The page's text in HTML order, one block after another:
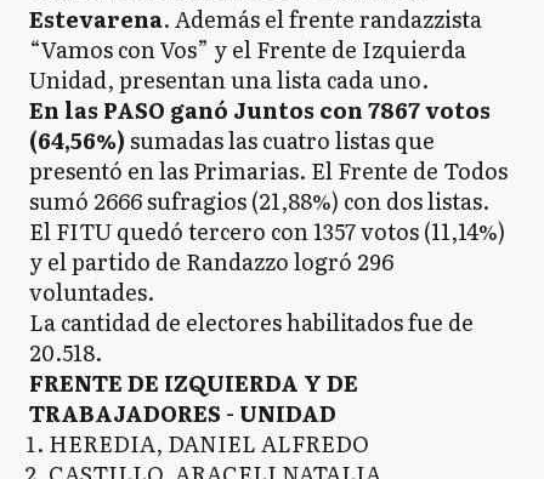
Estevarena. Además el frente randazzista
“Vamos con Vos” y el Frente de Izquierda
Unidad, presentan una lista cada uno.
En las PASO ganó Juntos con 7867 votos
(64,56%)sumadas las cuatro listas que
presentó en las Primarias. El Frente de Todos
sumó 2666 sufragios (21,88%) con dos listas.
El FITU quedó tercero con 1357 votos (11,14%)
y el partido de Randazzo logró 296
voluntades.
La cantidad de electores habilitados fue de
20.518.
FRENTE DE IZQUIERDA Y DE
TRABAJADORES - UNIDAD
HEREDIA, DANIEL ALFREDO